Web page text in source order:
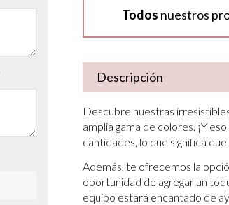
Todos nuestros
Descripción
Descubre nuestras
amplia gama de colores. ¡Y
cantidades, lo que significa
Además, te ofrecemos la
oportunidad de agregar un
equipo estará encantado de